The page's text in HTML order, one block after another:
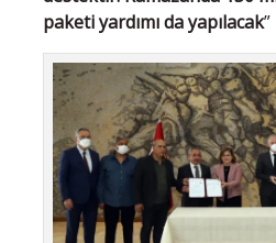
paketi yardımı da yapılacak